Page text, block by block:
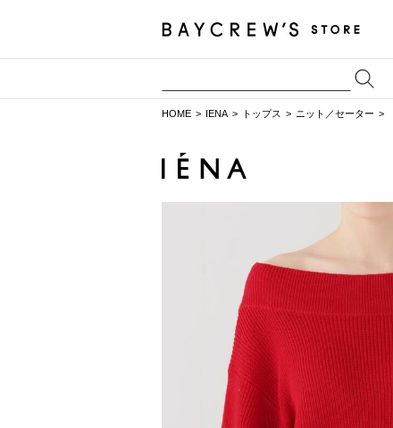
HOME IENA トップス ニット／セーター